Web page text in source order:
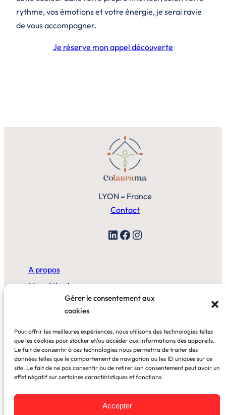
Gérer le consentement aux
cookies
Pour offrir les meilleures expériences, nous utilisons des technologies telles
que les cookies pour stocker et/ou accéder aux informations des appareils.
Le fait de consentir à ces technologies nous permettra de traiter des
données telles que le comportement de navigation ou les ID uniques sur ce
site. Le fait de ne pas consentir ou de retirer son consentement peut avoir un
effet négatif sur certaines caractéristiques et fonctions.
Accepter
rythme, vos émotions et votre énergie, je serai ravie
de vous accompagner.
Je réserve mon appel découverte
LYON – France
Contact
LinkedIn Facebook Instagram
A propos
Ma méthode
Au bureau
Blog
Cas clients